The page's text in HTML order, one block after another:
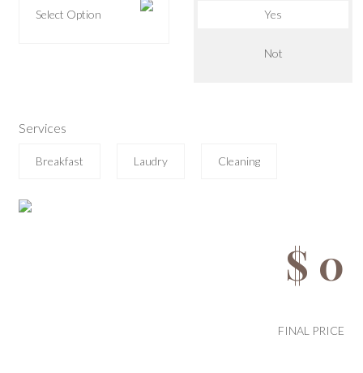
Select Option Yes
Not
Services
Breakfast Laudry Cleaning
$ 0
FINAL PRICE